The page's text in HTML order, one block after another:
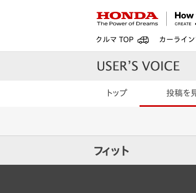
クルマ TOP カーライ
トップ 投稿を
フィット